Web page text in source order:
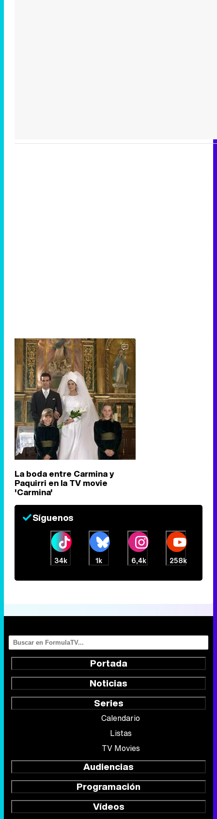
La boda entre Carmina y
Paquirri en la TV movie
'Carmina'
Síguenos
34k 1k 6,4k 258k
Portada
Noticias
Series
Calendario
Listas
TV Movies
Audiencias
Programación
Vídeos